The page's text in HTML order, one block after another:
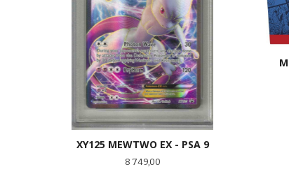
XY125 MEWTWO EX - PSA 9
Pris
8 749,00